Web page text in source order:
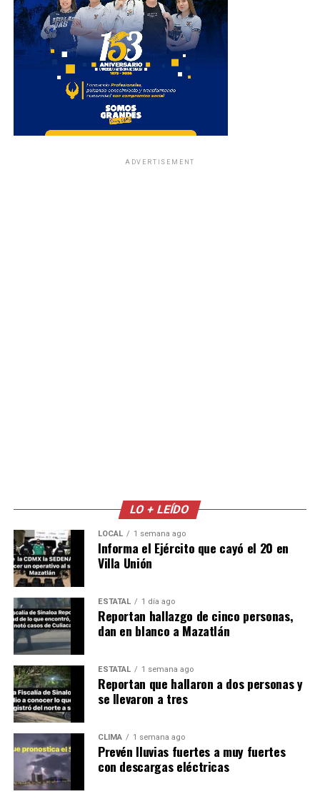
ADVERTISEMENT
LO + LEÍDO
LOCAL 1 semana ago
Informa el Ejército que cayó el 20 en
Villa Unión
ESTATAL 1 día ago
Reportan hallazgo de cinco personas,
dan en blanco a Mazatlán
ESTATAL 1 semana ago
Reportan que hallaron a dos personas y
se llevaron a tres
CLIMA 1 semana ago
Prevén lluvias fuertes a muy fuertes
con descargas eléctricas